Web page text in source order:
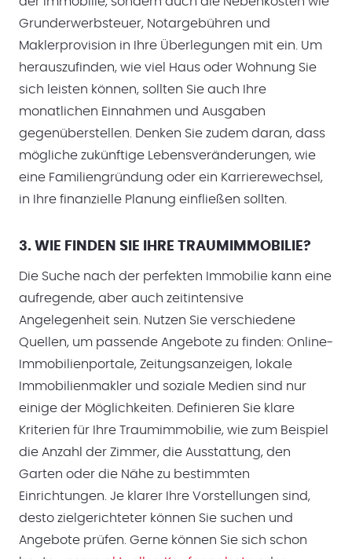
Grunderwerbsteuer, Notargebühren und
Maklerprovision in Ihre Überlegungen mit ein. Um
herauszufinden, wie viel Haus oder Wohnung Sie
sich leisten können, sollten Sie auch Ihre
monatlichen Einnahmen und Ausgaben
gegenüberstellen. Denken Sie zudem daran, dass
mögliche zukünftige Lebensveränderungen, wie
eine Familiengründung oder ein Karrierewechsel,
in Ihre finanzielle Planung einfließen sollten.
3. WIE FINDEN SIE IHRE TRAUMIMMOBILIE?
Die Suche nach der perfekten Immobilie kann eine
aufregende, aber auch zeitintensive
Angelegenheit sein. Nutzen Sie verschiedene
Quellen, um passende Angebote zu finden: Online-
Immobilienportale, Zeitungsanzeigen, lokale
Immobilienmakler und soziale Medien sind nur
einige der Möglichkeiten. Definieren Sie klare
Kriterien für Ihre Traumimmobilie, wie zum Beispiel
die Anzahl der Zimmer, die Ausstattung, den
Garten oder die Nähe zu bestimmten
Einrichtungen. Je klarer Ihre Vorstellungen sind,
desto zielgerichteter können Sie suchen und
Angebote prüfen. Gerne können Sie sich schon